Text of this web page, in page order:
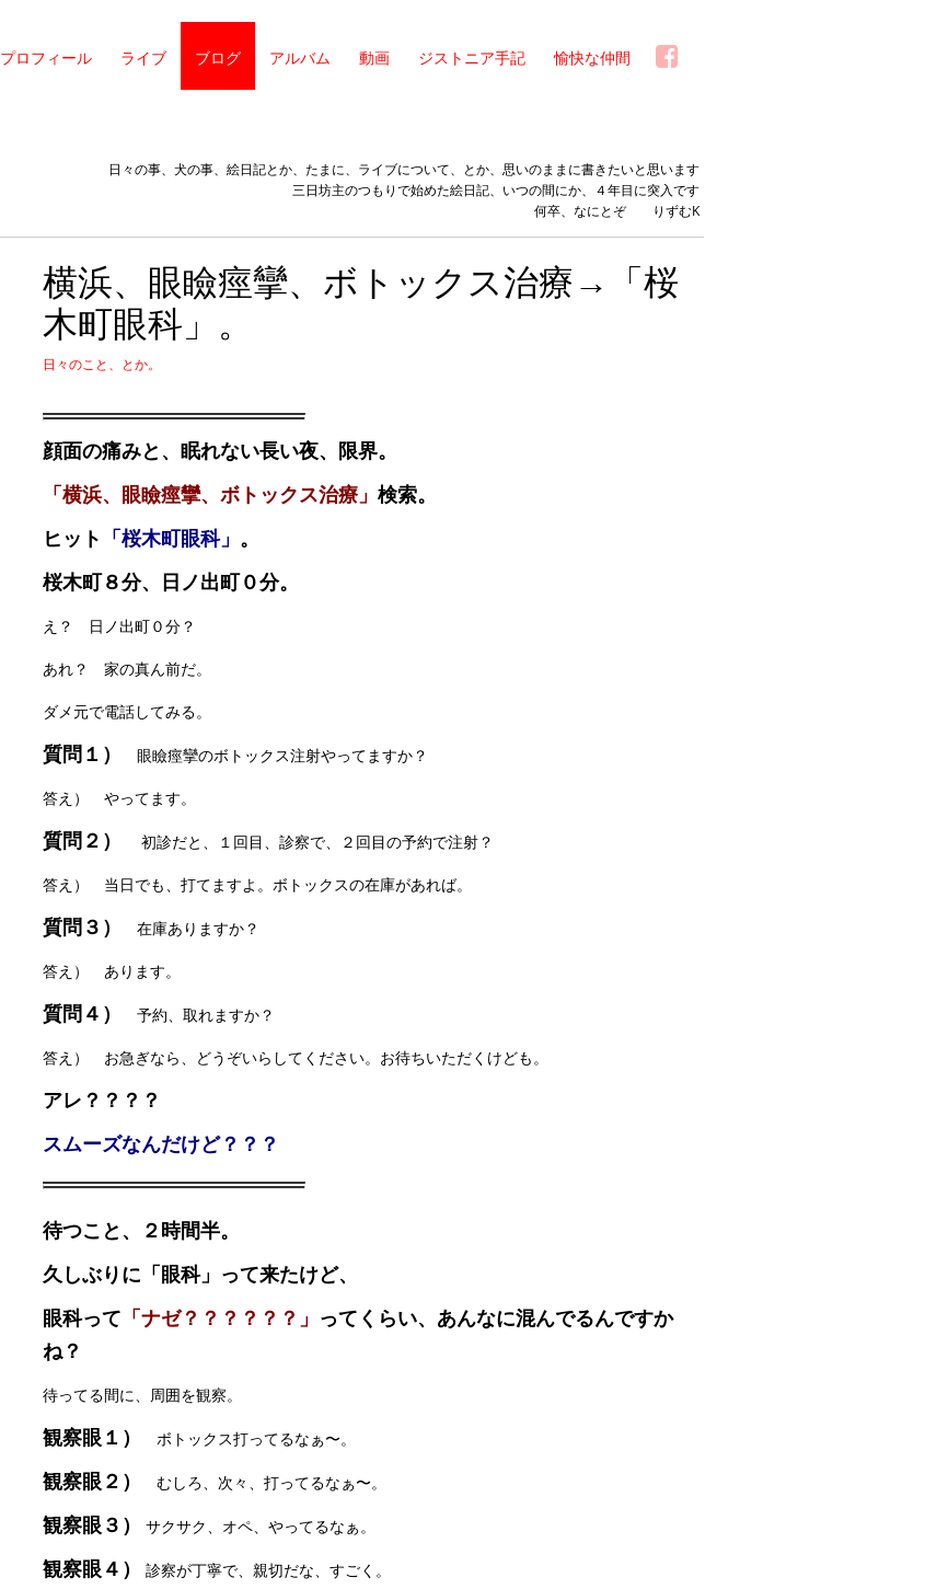
プロフィール ライブ ブログ アルバム 動画 ジストニア手記 愉快な仲間
日々の事、犬の事、絵日記とか、たまに、ライブについて、とか、思いのままに書きたいと思います
三日坊主のつもりで始めた絵日記、いつの間にか、４年目に突入です
何卒、なにとぞ りずむK
横浜、眼瞼痙攣、ボトックス治療→「桜
木町眼科」。
日々のこと、とか。
顔面の痛みと、眠れない長い夜、限界。
「横浜、眼瞼痙攣、ボトックス治療」 検索。
ヒット
「桜木町眼科」 。
桜木町８分、日ノ出町０分。
え？ 日ノ出町０分？
あれ？ 家の真ん前だ。
ダメ元で電話してみる。
質問１） 眼瞼痙攣のボトックス注射やってますか？
答え） やってます。
質問２） 初診だと、１回目、診察で、２回目の予約で注射？
答え） 当日でも、打てますよ。ボトックスの在庫があれば。
質問３） 在庫ありますか？
答え） あります。
質問４） 予約、取れますか？
答え） お急ぎなら、どうぞいらしてください。お待ちいただくけども。
アレ？？？？
スムーズなんだけど？？？
待つこと、２時間半。
久しぶりに「眼科」って来たけど、
眼科って 「ナゼ？？？？？？」 ってくらい、あんなに混んでるんですか
ね？
待ってる間に、周囲を観察。
観察眼１） ボトックス打ってるなぁ〜。
観察眼２） むしろ、次々、打ってるなぁ〜。
観察眼３） サクサク、オペ、やってるなぁ。
観察眼４） 診察が丁寧で、親切だな、すごく。